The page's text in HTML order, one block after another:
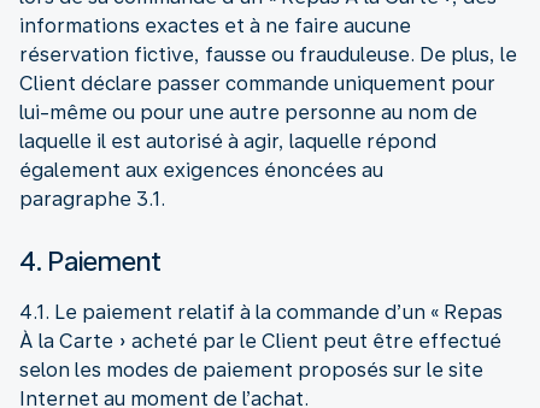
informations exactes et à ne faire aucune
réservation fictive, fausse ou frauduleuse. De plus, le
Client déclare passer commande uniquement pour
lui-même ou pour une autre personne au nom de
laquelle il est autorisé à agir, laquelle répond
également aux exigences énoncées au
paragraphe 3.1.
4. Paiement
4.1. Le paiement relatif à la commande d’un « Repas
À la Carte » acheté par le Client peut être effectué
selon les modes de paiement proposés sur le site
Internet au moment de l’achat.